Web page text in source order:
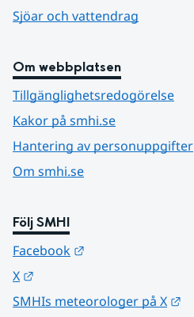
Sjöar och vattendrag
Om webbplatsen
Tillgänglighetsredogörelse
Kakor på smhi.se
Hantering av personuppgifter
Om smhi.se
Följ SMHI
Facebook
X
SMHIs meteorologer på X